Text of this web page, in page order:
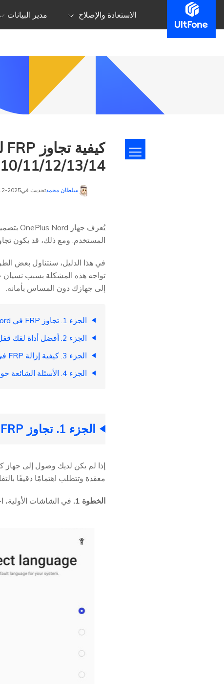
الاستعادة والإصلاح مدير البيانات
10/11/12/13/14
سلطان محمدتحديث في2025-12-22 إلى
المستخدم. ومع ذلك، قد يكون
إلى جهازك دون المساس بأمانه.
الجزء 1. تجاوز FRP في OnePlus Nord بدون جهاز كمبيوتر (صعب جدًا)
الجزء 2. أفضل أداة لفك قفل FRP في OnePlus Nord لجميع إصدارات Android (بسيط)
الجزء 3. كيفية إزالة FRP في OnePlus Nord N100/N200 5G
الجزء 4. الأسئلة الشائعة حول تجاوز FRP في OnePlus Nord
الجزء 1. تجاوز FRP في OnePlus Nord بدون جهاز كمبيوتر (صعب جدًا)
معقدة وتتطلب اهتمامًا دقيقًا
الخطوة 1. في الشاشات الأولية،